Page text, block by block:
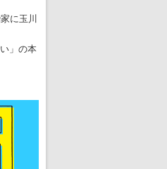
に玉川
」の本